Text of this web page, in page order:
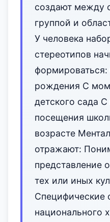
создают между
группой и
У человека
стереотипов
рождения С
детского сада
посещения
возрасте
отражают:
представление
тех или иных
Специфические
национального